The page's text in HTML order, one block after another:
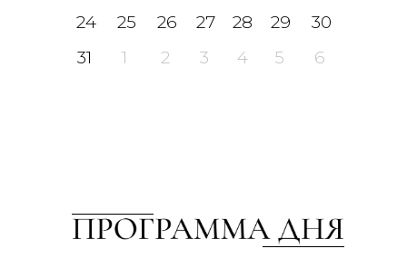
28 29
30
4
5 6
2 3
31 1
26
27
24
25